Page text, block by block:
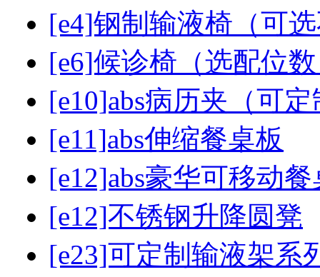
[e4]钢制输液椅（可
[e6]候诊椅（选配位
[e10]abs病历夹（可
[e11]abs伸缩餐桌板
[e12]abs豪华可移动
[e12]不锈钢升降圆凳
[e23]可定制输液架系